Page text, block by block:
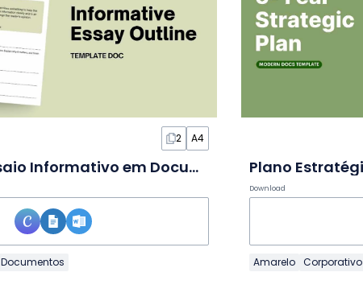
2 A4
Roteiro de Ensaio Informativo em Documento
Documentos
Download
Amarelo Corporativo